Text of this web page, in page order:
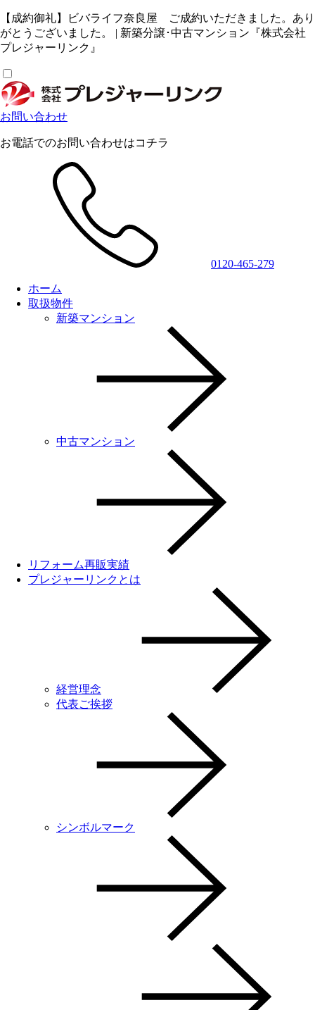
【成約御礼】ビバライフ奈良屋 ご成約いただきました。あり
がとうございました。 | 新築分譲･中古マンション『株式会社
プレジャーリンク』
お問い合わせ
お電話でのお問い合わせはコチラ
0120-465-279
ホーム
取扱物件
新築マンション
中古マンション
リフォーム再販実績
プレジャーリンクとは
経営理念
代表ご挨拶
シンボルマーク